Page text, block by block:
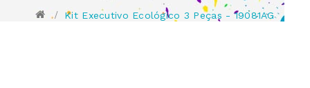
Kit Executivo Ecológico 3 Peças - 19081AG